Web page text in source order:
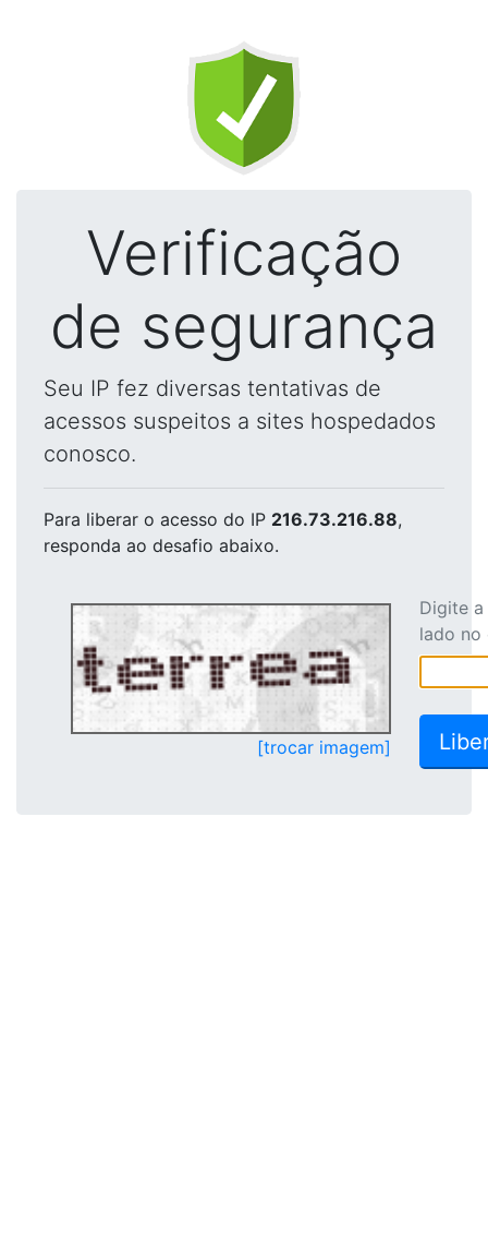
Verificação
de segurança
Seu IP fez diversas tentativas de
acessos suspeitos a sites hospedados
conosco.
Para liberar o acesso do IP 216.73.216.88,
responda ao desafio abaixo.
[trocar imagem]
Digite
lado no